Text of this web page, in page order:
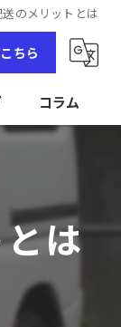
のメリットとは
ちら
コラム
は